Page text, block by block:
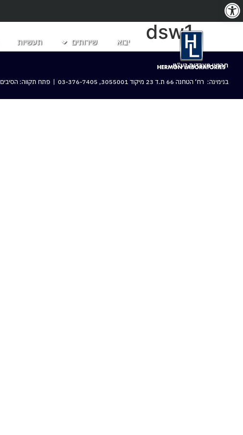
יבוא שירותים תעשיות dsw1
חרמון מעבדות בע“מ
בנימינה: רח‘ הטחנה 66 ת.ד 23 מיקוד 3055001,
03-376-7405 | פתח תקווה: הסיבים 43